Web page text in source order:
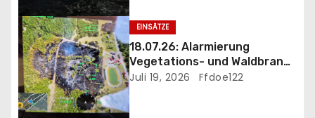
i
g
a
t
EINSÄTZE
18.07.26: Alarmierung
Vegetations- und Waldbrand
B3 Föhrenwald
Juli 19, 2026 Ffdoe122